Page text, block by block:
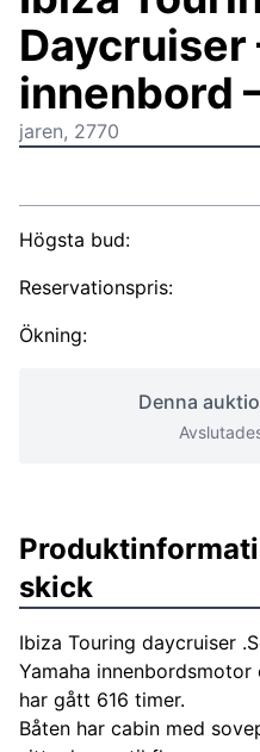
Daycruiser
innenbord
jaren, 2770
Högsta bud:
Reservationspris:
Ökning:
Denna
skick
Ibiza Touring daycruiser
Yamaha
har gått 616 timer.
Båten har cabin med